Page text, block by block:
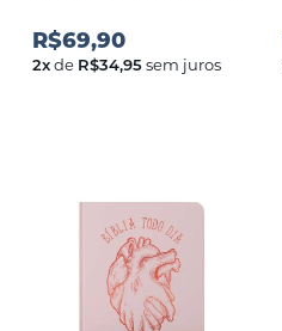
R$69,90
2xde R$34,95sem juros